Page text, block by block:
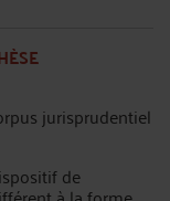
jurisprudentiel
de